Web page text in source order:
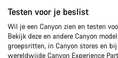
Testen voor je beslist
Wil je een Canyon zien en testen
Bekijk deze en andere Canyon
groepsritten, in Canyon stores en
wereldwijde Canyon Experience